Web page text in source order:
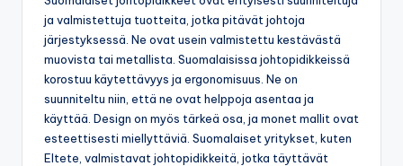
ja valmistettuja tuotteita, jotka pitävät johtoja
järjestyksessä. Ne ovat usein valmistettu kestävästä
muovista tai metallista. Suomalaisissa johtopidikkeissä
korostuu käytettävyys ja ergonomisuus. Ne on
suunniteltu niin, että ne ovat helppoja asentaa ja
käyttää. Design on myös tärkeä osa, ja monet mallit ovat
esteettisesti miellyttäviä. Suomalaiset yritykset, kuten
Eltete, valmistavat johtopidikkeitä, jotka täyttävät